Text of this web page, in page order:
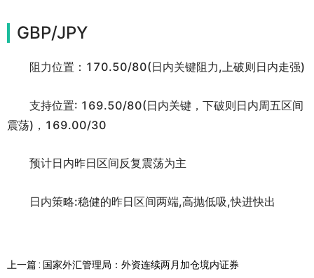
GBP/JPY
阻力位置：170.50/80(日内关键阻力,上破则日内走强)
支持位置: 169.50/80(日内关键，下破则日内周五区间
震荡)，169.00/30
预计日内昨日区间反复震荡为主
日内策略:稳健的昨日区间两端,高抛低吸,快进快出
上一篇 : 国家外汇管理局：外资连续两月加仓境内证券